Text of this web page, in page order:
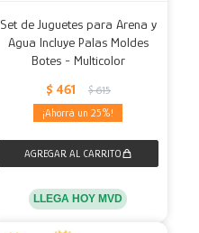
Set de Juguetes para Arena y
Agua Incluye Palas Moldes
Botes - Multicolor
$ 461 $ 615
25
LLEGA HOY MVD